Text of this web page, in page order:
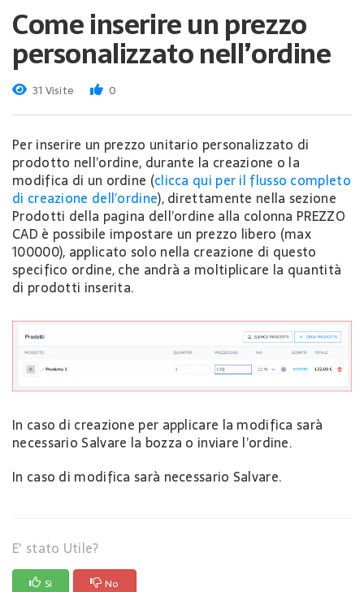
Come inserire un prezzo
personalizzato nell’ordine
31 Visite 0
Per inserire un prezzo unitario personalizzato di
prodotto nell’ordine, durante la creazione o la
modifica di un ordine (clicca qui per il flusso completo
di creazione dell’ordine), direttamente nella sezione
Prodotti della pagina dell’ordine alla colonna PREZZO
CAD è possibile impostare un prezzo libero (max
100000), applicato solo nella creazione di questo
specifico ordine, che andrà a moltiplicare la quantità
di prodotti inserita.
In caso di creazione per applicare la modifica sarà
necessario Salvare la bozza o inviare l’ordine.
In caso di modifica sarà necessario Salvare.
E' stato Utile?
Si No